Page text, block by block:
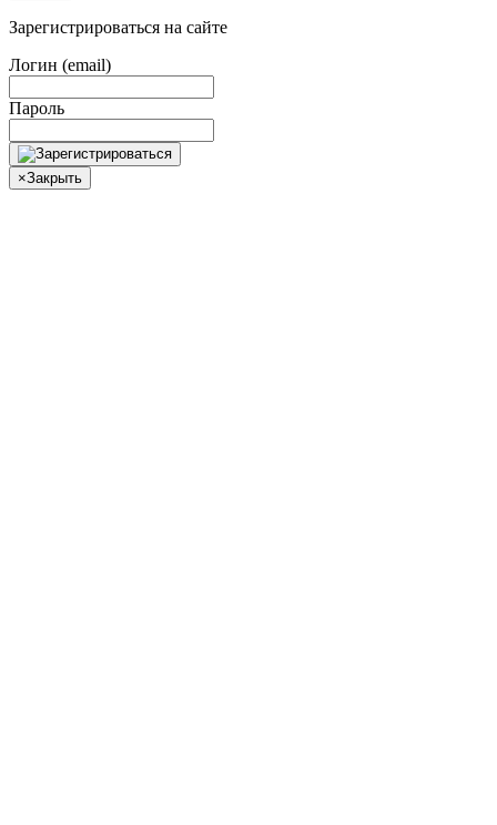
Зарегистрироваться на сайте
Логин (email)
Пароль
×Закрыть